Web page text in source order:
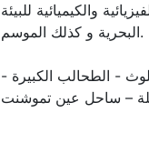
والكيميائية للبيئة
البحرية و كذلك الموسم.
- الطحالب الکبیرة -
– ساحل عین تموشنت.